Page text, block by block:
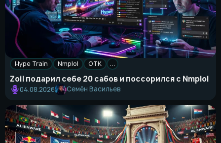
Hype Train Nmplol OTK …
Zoil подарил себе 20 сабов и поссорился с Nmplol
04.08.2026 Семён Васильев